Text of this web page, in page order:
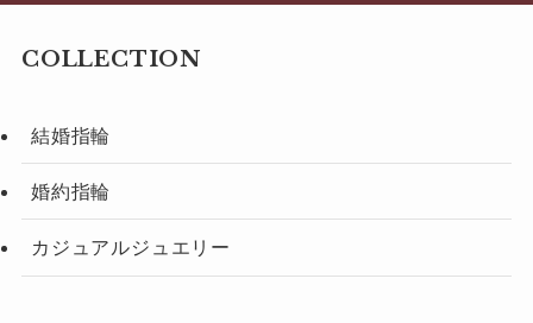
COLLECTION
結婚指輪
婚約指輪
カジュアルジュエリー